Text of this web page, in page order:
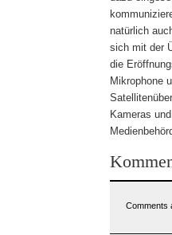
natürlich
sich mit der
die
Mikrophone
Kameras
Comments